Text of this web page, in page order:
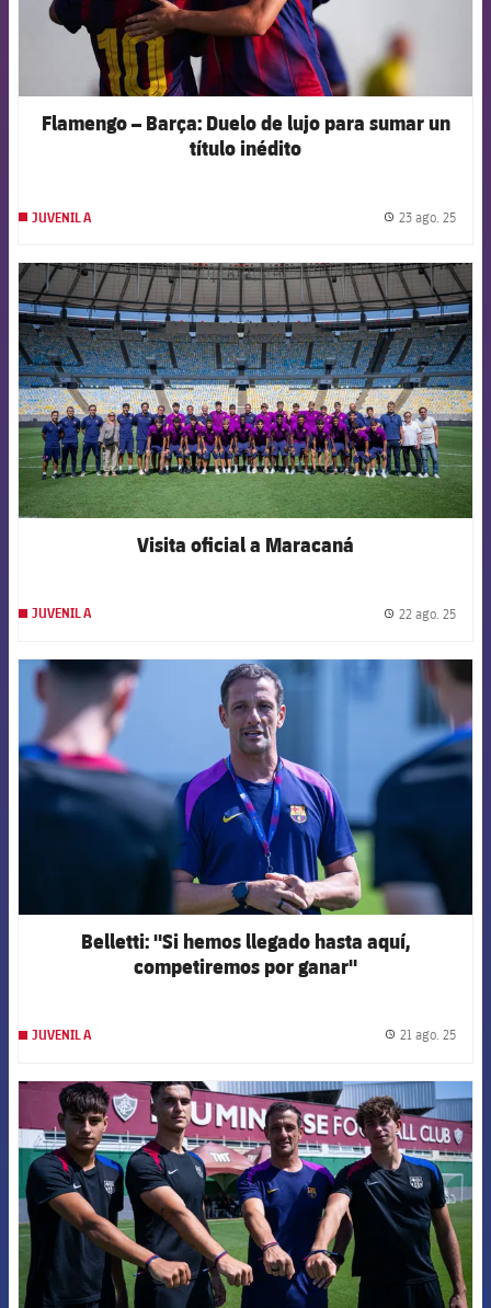
Flamengo – Barça: Duelo de lujo para sumar un
título inédito
JUVENIL A 23 ago. 25
FCB Barcelona badge
Visita oficial a Maracaná
JUVENIL A 22 ago. 25
FCB Barcelona badge
Belletti: "Si hemos llegado hasta aquí,
competiremos por ganar"
JUVENIL A 21 ago. 25
FCB Barcelona badge